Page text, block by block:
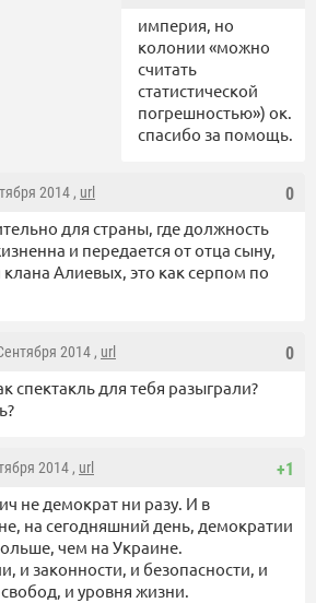
империя, но
колонии «можно
считать
статистической
погрешностью») ок.
спасибо за помощь.
0
2014 , url
для страны, где должность
и передается от отца сыну,
Алиевых, это как серпом по
0
2014 , url
спектакль для тебя разыграли?
+1
2014 , url
не демократ ни разу. И в
на сегодняшний день, демократии
чем на Украине.
и законности, и безопасности, и
и уровня жизни.